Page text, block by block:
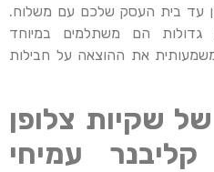
עד בית העסק שלכם עם משלוח.
גדולות הם משתלמים במיוחד
את ההוצאה על חבילות
של שקיות צלופן
עמיחי